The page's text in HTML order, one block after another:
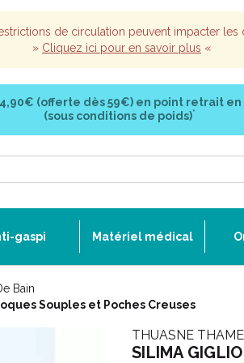
de circulation peuvent impacter les
» Cliquez ici pour en savoir plus «
4,90€ (offerte dès 59€) en point retrait
(sous conditions de poids)*
gaspi Matériel médical
Bain
Souples et Poches Creuses
THUASNE
SILIMA